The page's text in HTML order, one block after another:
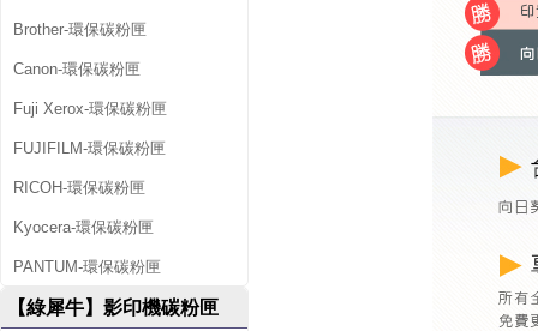
環
保
碳
粉
匣
Brother-環保碳粉匣
Canon-環保碳粉匣
Fuji Xerox-環保碳粉匣
FUJIFILM-環保碳粉匣
RICOH-環保碳粉匣
Kyocera-環保碳粉匣
PANTUM-環保碳粉匣
【綠犀牛】影印機碳粉匣